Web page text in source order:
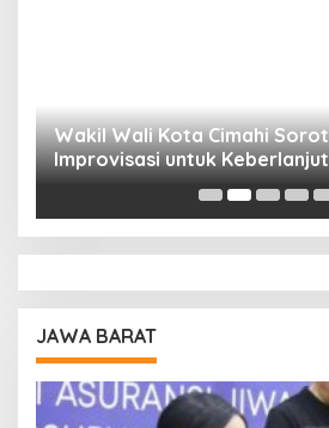
Wakil Wali Kota Cimahi
Improvisasi untuk
Pendidikan
JAWA BARAT